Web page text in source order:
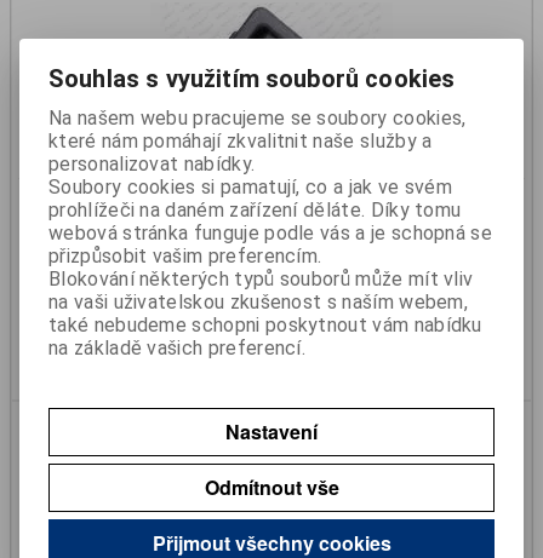
Uzávěr skříně nářadí Bawer / Daken
Katalogové číslo:318750614
Skladem:Ano
902 Kč
745 Kč (bez DPH)
Koupit
Souhlas s využitím souborů cookies
Na našem webu pracujeme se soubory cookies,
které nám pomáhají zkvalitnit naše služby a
personalizovat nabídky.
Soubory cookies si pamatují, co a jak ve svém
prohlížeči na daném zařízení děláte. Díky tomu
webová stránka funguje podle vás a je schopná se
přizpůsobit vašim preferencím.
Blokování některých typů souborů může mít vliv
na vaši uživatelskou zkušenost s naším webem,
také nebudeme schopni poskytnout vám nabídku
na základě vašich preferencí.
Nastavení
Odmítnout vše
Přijmout všechny cookies